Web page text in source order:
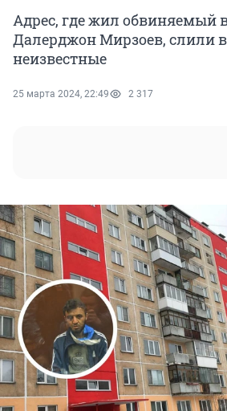
Адрес, где жил обвиняемый в
Далерджон Мирзоев, слили
неизвестные
25 марта 2024, 22:49 2 317